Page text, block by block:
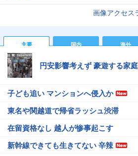
画像アクセス
主要 国内 海外
円安影響考えず 豪遊する家
子ども追い マンションへ侵入か
東名や関越道で帰省ラッシュ渋滞
在留資格なし 越人が惨事起こす
新幹線できても生きてない 辛辣